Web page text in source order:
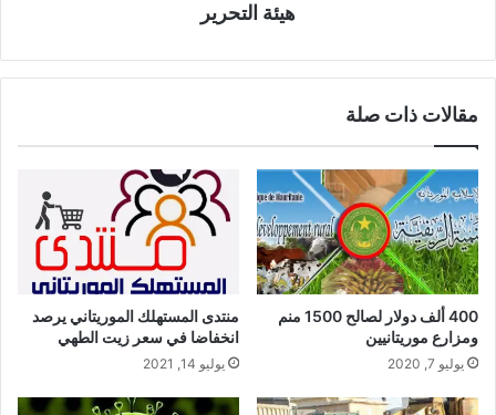
هيئة التحرير
مقالات ذات صلة
400 ألف دولار لصالح 1500 منم
ومزارع موريتانيين
يوليو 7, 2020
منتدى المستهلك الموريتاني يرصد
انخفاضا في سعر زيت الطهي
يوليو 14, 2021